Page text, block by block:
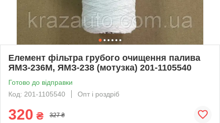
Елемент фільтра грубого очищення палива
ЯМЗ-236М, ЯМЗ-238 (мотузка) 201-1105540
Готово до відправки
Код: 201-1105540
Опт і роздріб
320 ₴ 327 ₴